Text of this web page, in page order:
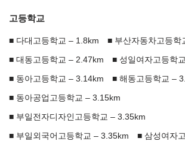
고등학교
다대고등학교 – 1.8km 부산자동차고등학
대동고등학교 – 2.47km 성일여자고등학
동아고등학교 – 3.14km 해동고등학교 –
동아공업고등학교 – 3.15km
부일전자디자인고등학교 – 3.35km
부일외국어고등학교 – 3.35km 삼성여자